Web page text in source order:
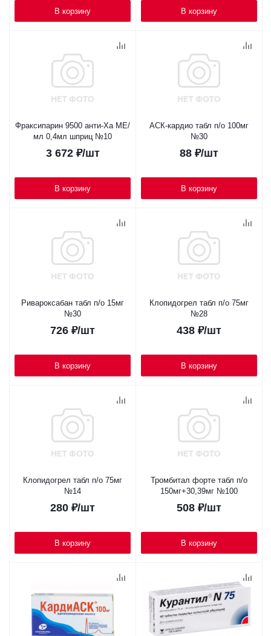
В корзину В корзину
Фраксипарин 9500 анти-Ха МЕ/
мл 0,4мл шприц №10
3 672₽/шт
В корзину
АСК-кардио табл п/о 100мг
№30
88 ₽/шт
В корзину
Ривароксабан табл п/о 15мг
№30
726 ₽/шт
В корзину
Клопидогрел табл п/о 75мг
№28
438 ₽/шт
В корзину
Клопидогрел табл п/о 75мг
№14
280 ₽/шт
В корзину
Тромбитал форте табл п/о
150мг+30,39мг №100
508 ₽/шт
В корзину